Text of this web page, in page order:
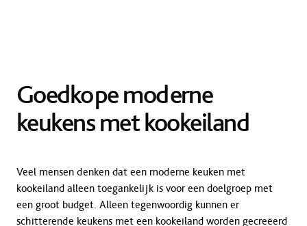
Goedkope moderne
keukens met kookeiland
Veel mensen denken dat een moderne keuken met
kookeiland alleen toegankelijk is voor een doelgroep met
een groot budget. Alleen tegenwoordig kunnen er
schitterende keukens met een kookeiland worden gecreëerd